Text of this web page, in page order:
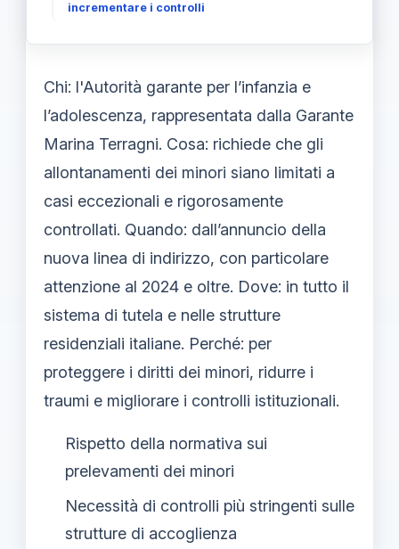
incrementare i controlli
Chi: l'Autorità garante per l’infanzia e
l’adolescenza, rappresentata dalla Garante
Marina Terragni. Cosa: richiede che gli
allontanamenti dei minori siano limitati a
casi eccezionali e rigorosamente
controllati. Quando: dall’annuncio della
nuova linea di indirizzo, con particolare
attenzione al 2024 e oltre. Dove: in tutto il
sistema di tutela e nelle strutture
residenziali italiane. Perché: per
proteggere i diritti dei minori, ridurre i
traumi e migliorare i controlli istituzionali.
Rispetto della normativa sui
prelevamenti dei minori
Necessità di controlli più stringenti sulle
strutture di accoglienza